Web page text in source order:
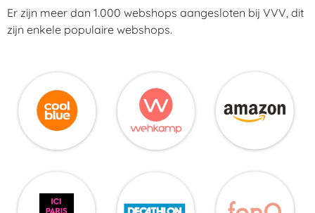
Er zijn meer dan 1.000 webshops aangesloten bij VVV, dit
zijn enkele populaire webshops.